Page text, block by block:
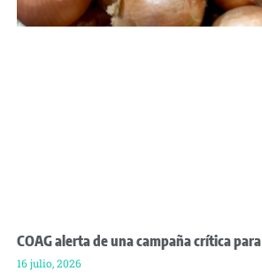
COAG alerta de una campaña crítica
16 julio, 2026